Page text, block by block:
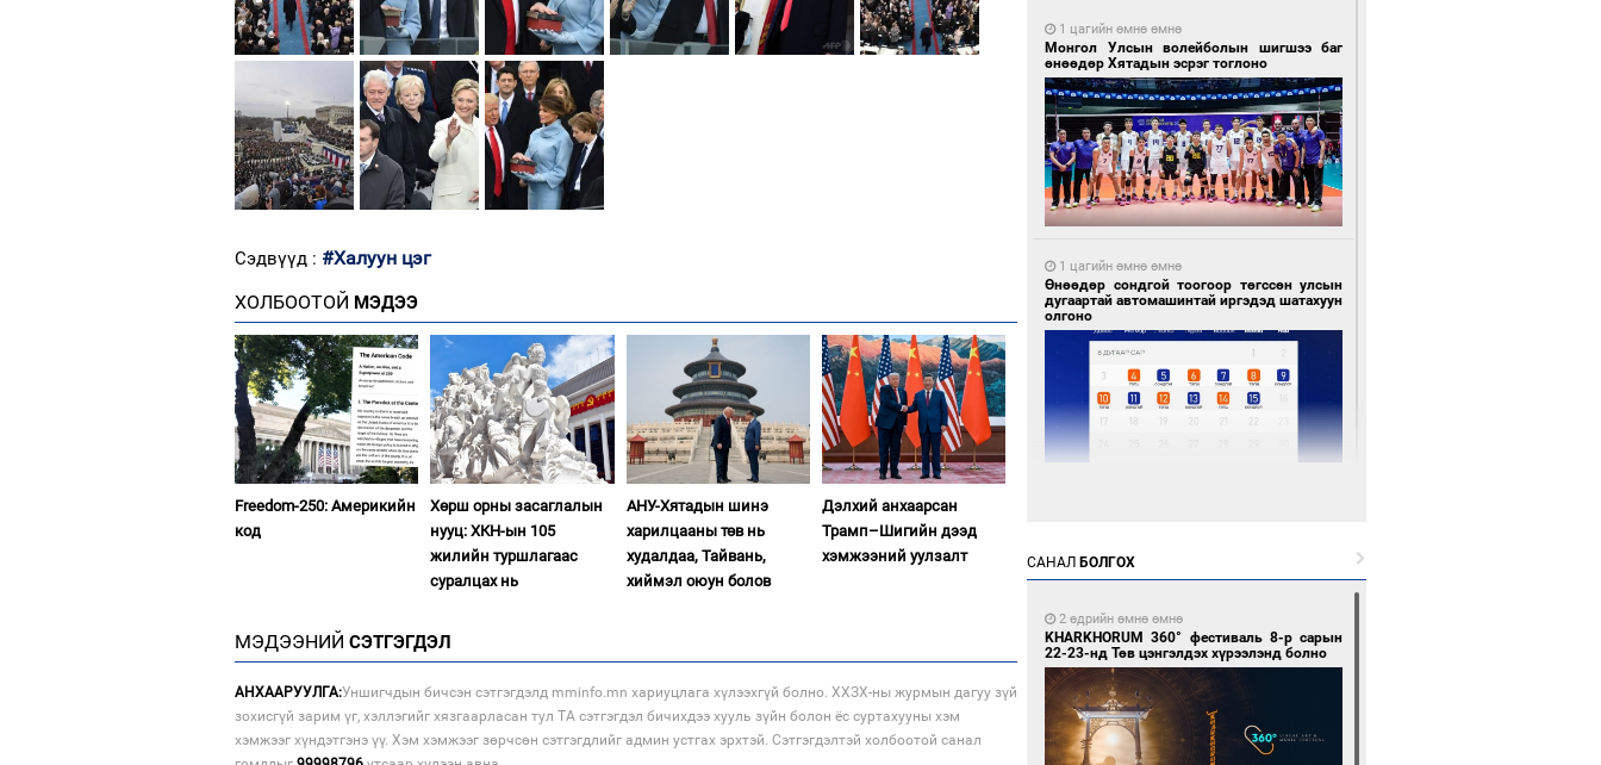
Сэдвүүд : #Халуун цэг
ХОЛБООТОЙ МЭДЭЭ
Freedom-250: Америкийн
код
Хөрш орны засаглалын
нууц: ХКН-ын 105
жилийн туршлагаас
суралцах нь
АНУ-Хятадын шинэ
харилцааны төв нь
худалдаа, Тайвань,
хиймэл оюун болов
Дэлхий анхаарсан
Трамп–Шигийн дээд
хэмжээний уулзалт
МЭДЭЭНИЙ СЭТГЭГДЭЛ
АНХААРУУЛГА:Уншигчдын бичсэн сэтгэгдэлд mminfo.mn хариуцлага хүлээхгүй болно. ХХЗХ-ны журмын дагуу зүй
зохисгүй зарим үг, хэллэгийг хязгаарласан тул ТА сэтгэгдэл бичихдээ хууль зүйн болон ёс суртахууны хэм
хэмжээг хүндэтгэнэ үү. Хэм хэмжээг зөрчсөн сэтгэгдлийг админ устгах эрхтэй. Сэтгэгдэлтэй холбоотой санал
1 цагийн өмнө өмнө
Монгол Улсын волейболын шигшээ баг
өнөөдөр Хятадын эсрэг тоглоно
1 цагийн өмнө өмнө
Өнөөдөр сондгой тоогоор төгссөн улсын
дугаартай автомашинтай иргэдэд шатахуун
олгоно
тэнгэрийг тахих тахилгад оролцлоо
1 цагийн өмнө өмнө
САНАЛ БОЛГОХ
2 өдрийн өмнө өмнө
KHARKHORUM 360° фестиваль 8-р сарын
22-23-нд Төв цэнгэлдэх хүрээлэнд болно